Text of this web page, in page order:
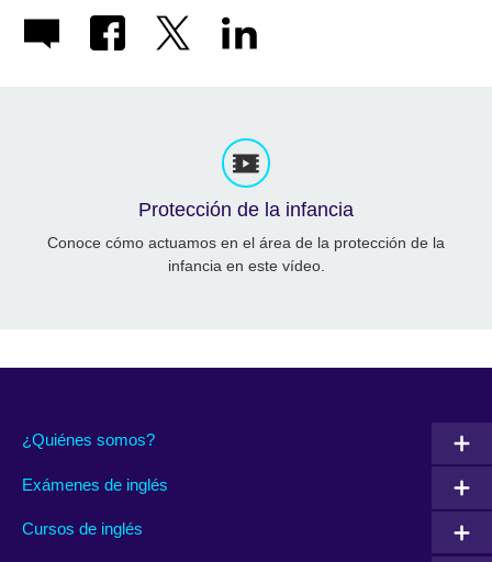
Protección de la infancia
Conoce cómo actuamos en el área de la protección de la
infancia en este vídeo.
¿Quiénes somos?
Exámenes de inglés
Cursos de inglés